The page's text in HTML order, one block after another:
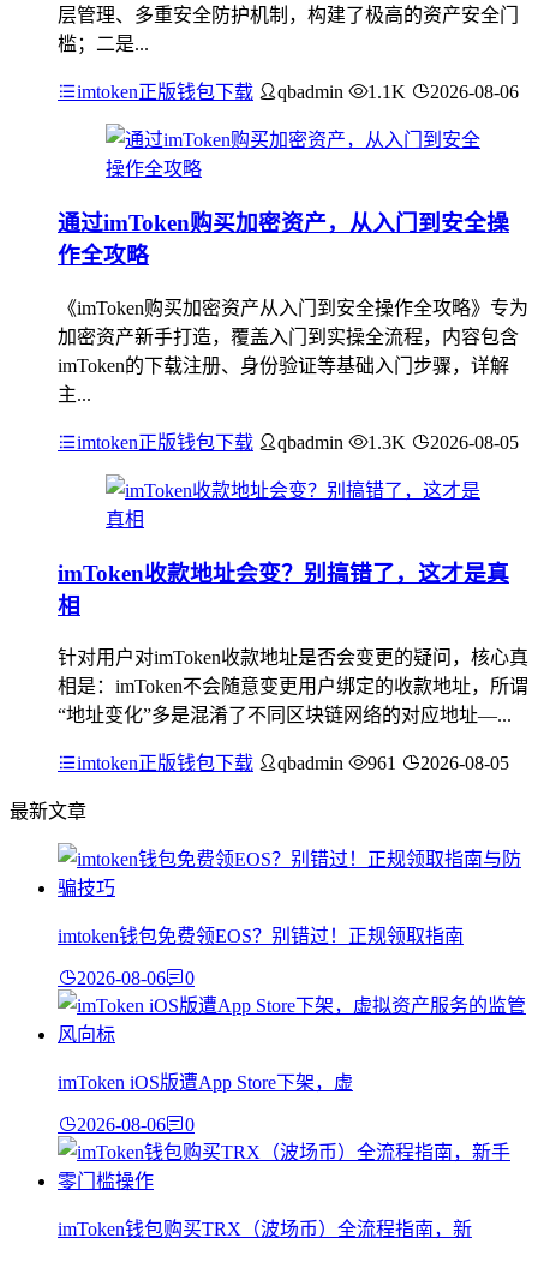
层管理、多重安全防护机制，构建了极高的资产安全门
槛；二是...
imtoken正版钱包下载 qbadmin 1.1K 2026-08-06
通过imToken购买加密资产，从入门到安全操
作全攻略
《imToken购买加密资产从入门到安全操作全攻略》专为
加密资产新手打造，覆盖入门到实操全流程，内容包含
imToken的下载注册、身份验证等基础入门步骤，详解
主...
imtoken正版钱包下载 qbadmin 1.3K 2026-08-05
imToken收款地址会变？别搞错了，这才是真
相
针对用户对imToken收款地址是否会变更的疑问，核心真
相是：imToken不会随意变更用户绑定的收款地址，所谓
“地址变化”多是混淆了不同区块链网络的对应地址—...
imtoken正版钱包下载 qbadmin 961 2026-08-05
最新文章
imtoken钱包免费领EOS？别错过！正规领取指南
2026-08-06 0
imToken iOS版遭App Store下架，虚
2026-08-06 0
imToken钱包购买TRX（波场币）全流程指南，新